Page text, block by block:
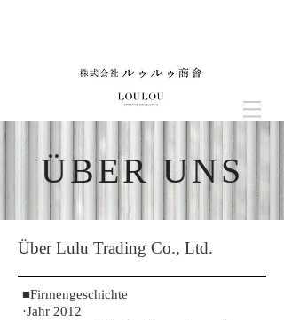
​ÜBER UNS
​Über Lulu Trading Co., Ltd.
■Firmengeschichte
·Jahr 2012